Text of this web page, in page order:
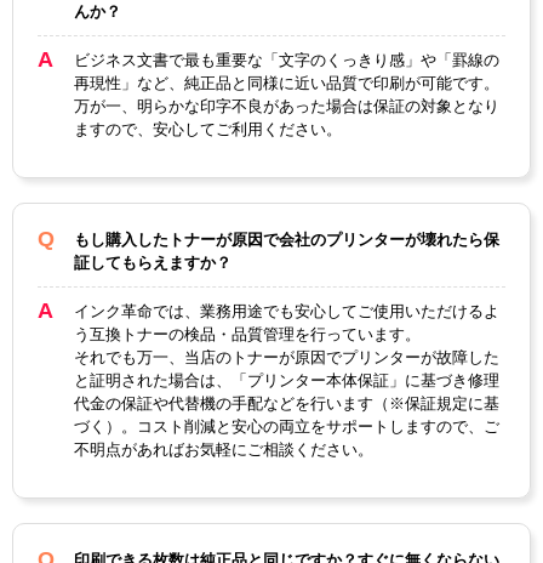
ICチップ あり
製品タイプ 互換トナー
んか？
ビジネス文書で最も重要な「文字のくっきり感」や「罫線の
再現性」など、純正品と同様に近い品質で印刷が可能です。
万が一、明らかな印字不良があった場合は保証の対象となり
ますので、安心してご利用ください。
もし購入したトナーが原因で会社のプリンターが壊れたら保
証してもらえますか？
インク革命では、業務用途でも安心してご使用いただけるよ
う互換トナーの検品・品質管理を行っています。
それでも万一、当店のトナーが原因でプリンターが故障した
と証明された場合は、「プリンター本体保証」に基づき修理
代金の保証や代替機の手配などを行います（※保証規定に基
づく）。コスト削減と安心の両立をサポートしますので、ご
不明点があればお気軽にご相談ください。